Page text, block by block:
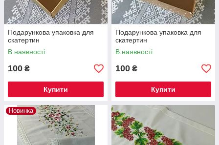
Подарункова упаковка для
скатертин
В наявності
100 ₴
Купити
Подарункова упаковка для
скатертин
В наявності
100 ₴
Купити
Новинка